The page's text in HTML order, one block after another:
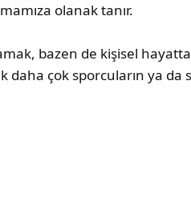
olanak tanır.
bazen de kişisel hayatta
çok sporcuların ya da